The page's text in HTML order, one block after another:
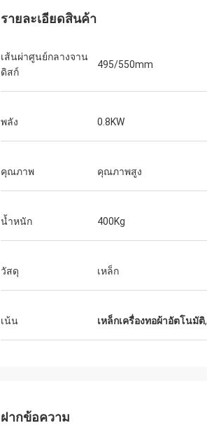
รายละเอียดสินค้า
เส้นผ่าศูนย์กลางจาน
ดิสก์
495/550mm
พลัง 0.8KW
คุณภาพ คุณภาพสูง
น้ำหนัก 400Kg
วัสดุ เหล็ก
เน้น เหล็กเครื่องทอผ้าอัตโนมัติ,
ฝากข้อความ